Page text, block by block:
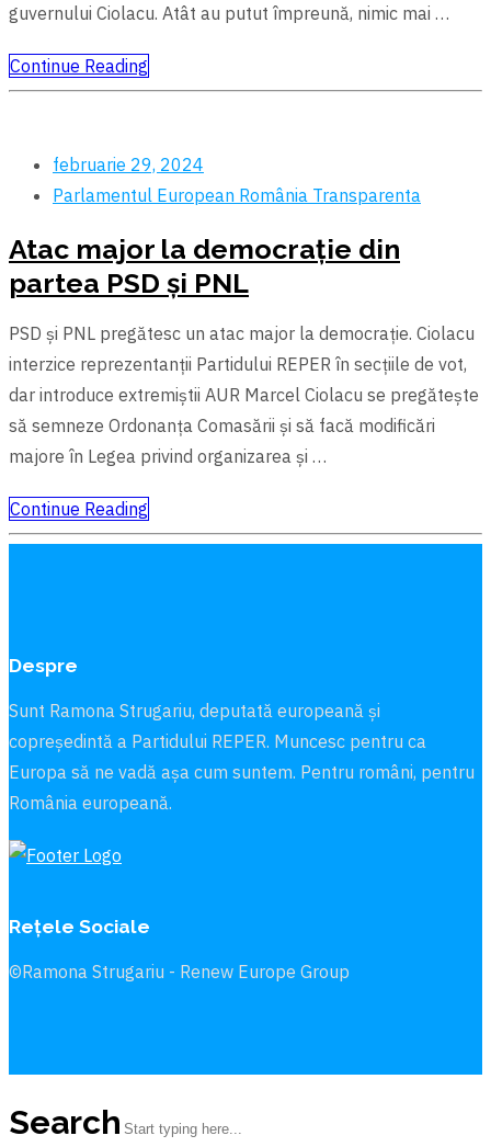
guvernului Ciolacu. Atât au putut împreună, nimic mai …
Continue Reading
februarie 29, 2024
Parlamentul European România Transparenta
Atac major la democrație din
partea PSD și PNL
PSD și PNL pregătesc un atac major la democrație. Ciolacu
interzice reprezentanții Partidului REPER în secțiile de vot,
dar introduce extremiștii AUR Marcel Ciolacu se pregătește
să semneze Ordonanța Comasării și să facă modificări
majore în Legea privind organizarea și …
Continue Reading
Despre
Sunt Ramona Strugariu, deputată europeană și
copreședintă a Partidului REPER. Muncesc pentru ca
Europa să ne vadă aşa cum suntem. Pentru români, pentru
România europeană.
Rețele Sociale
©Ramona Strugariu - Renew Europe Group
Search